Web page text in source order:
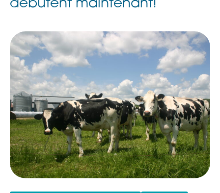
débutent maintenant!